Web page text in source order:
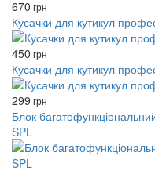
670 грн
Кусачки для кутикул
450 грн
Кусачки для кутикул
299 грн
Блок
SPL